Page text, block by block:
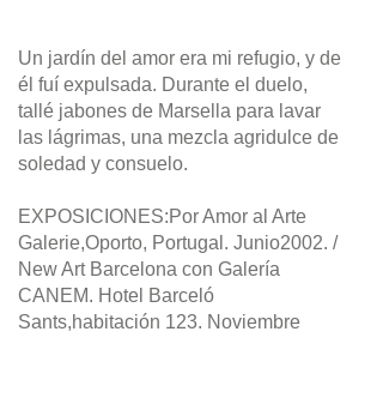
Un jardín del amor era mi refugio, y de
él fuí expulsada. Durante el duelo,
tallé jabones de Marsella para lavar
las lágrimas, una mezcla agridulce de
soledad y consuelo.
EXPOSICIONES:Por Amor al Arte
Galerie,Oporto, Portugal. Junio2002. /
New Art Barcelona con Galería
CANEM. Hotel Barceló
Sants,habitación 123. Noviembre